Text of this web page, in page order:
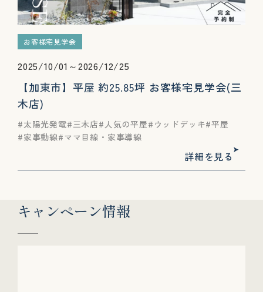
お客様宅見学会
2025/10/01～2026/12/25
【加東市】平屋 約25.85坪 お客様宅見学会(三
木店)
太陽光発電 三木店 人気の平屋 ウッドデッキ 平屋
家事動線 ママ目線・家事導線
詳細を見る
キャンペーン情報